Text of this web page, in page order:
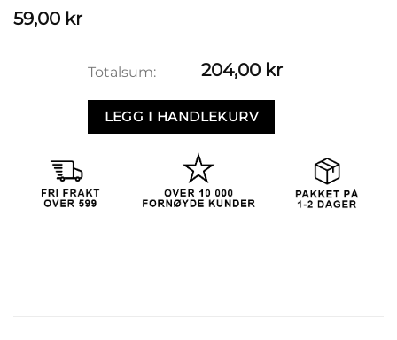
59,00 kr
Totalsum: 204,00 kr
LEGG I HANDLEKURV